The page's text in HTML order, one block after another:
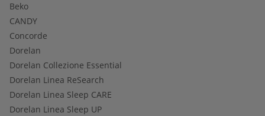
Beko
CANDY
Concorde
Dorelan
Dorelan Collezione Essential
Dorelan Linea ReSearch
Dorelan Linea Sleep CARE
Dorelan Linea Sleep UP